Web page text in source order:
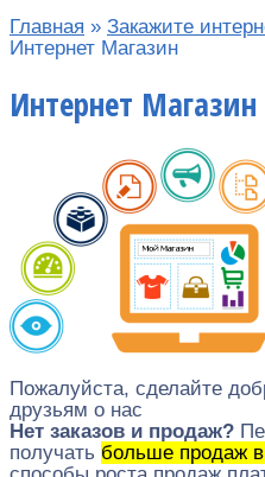
Главная » Закажите
Интернет Магазин
Интернет Магазин
Пожалуйста, сделайте
друзьям о нас
Нет заказов и продаж?
получать больше продаж